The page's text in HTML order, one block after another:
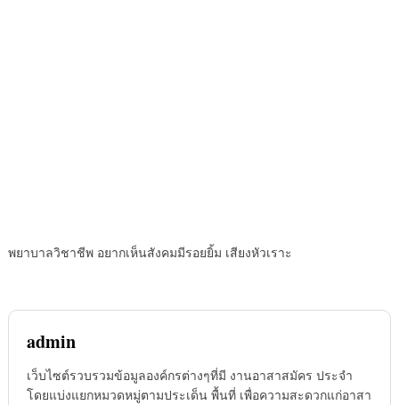
พยาบาลวิชาชีพ อยากเห็นสังคมมีรอยยิ้ม เสียงหัวเราะ
admin
เว็บไซต์รวบรวมข้อมูลองค์กรต่างๆที่มี งานอาสาสมัคร ประจำ
โดยแบ่งแยกหมวดหมู่ตามประเด็น พื้นที่ เพื่อความสะดวกแก่อาสา